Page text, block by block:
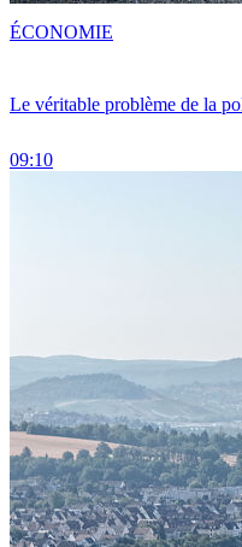
Le véritable problème de la
09:10
ÉCONOMIE